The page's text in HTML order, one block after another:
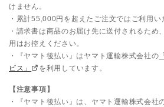
けません。
・累計55,000円を超えたご注文ではご利用い
・請求書は商品のお届け先に送付されるため
用はお控えください。
・『ヤマト後払い』はヤマト運輸株式会社の
ビス」
を利用しています。
【注意事項】
・『ヤマト後払い』は、ヤマト運輸株式会社